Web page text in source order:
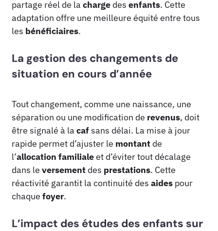
partage réel de la charge des enfants. Cette
adaptation offre une meilleure équité entre tous
les bénéficiaires.
La gestion des changements de
situation en cours d’année
Tout changement, comme une naissance, une
séparation ou une modification de revenus, doit
être signalé à la cafsans délai. La mise à jour
rapide permet d’ajuster le montant de
l’allocation familialeet d’éviter tout décalage
dans le versement des prestations. Cette
réactivité garantit la continuité des aides pour
chaque foyer.
L’impact des études des enfants sur